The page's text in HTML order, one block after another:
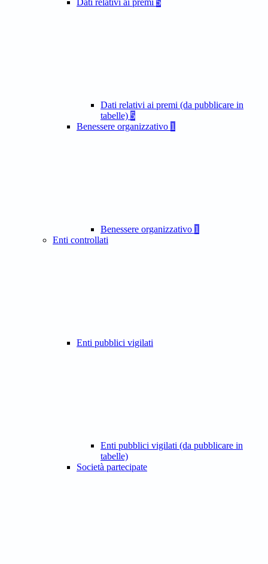
Dati relativi ai premi 5
Dati relativi ai premi (da pubblicare in
tabelle) 5
Benessere organizzativo 1
Benessere organizzativo 1
Enti controllati
Enti pubblici vigilati
Enti pubblici vigilati (da pubblicare in
tabelle)
Società partecipate